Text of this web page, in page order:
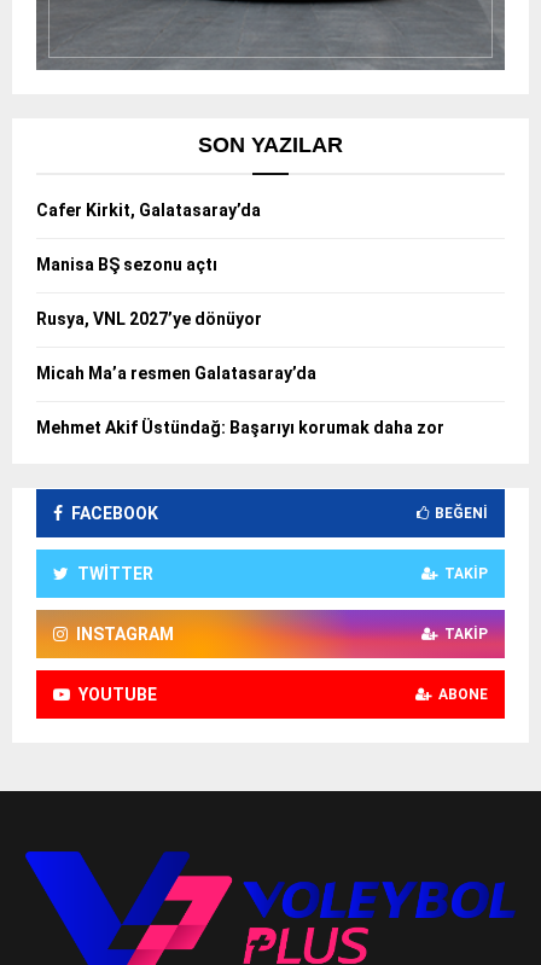
SON YAZILAR
Cafer Kirkit, Galatasaray’da
Manisa BŞ sezonu açtı
Rusya, VNL 2027’ye dönüyor
Micah Ma’a resmen Galatasaray’da
Mehmet Akif Üstündağ: Başarıyı korumak daha zor
FACEBOOK BEĞENI
TWITTER TAKIP
INSTAGRAM TAKIP
YOUTUBE ABONE